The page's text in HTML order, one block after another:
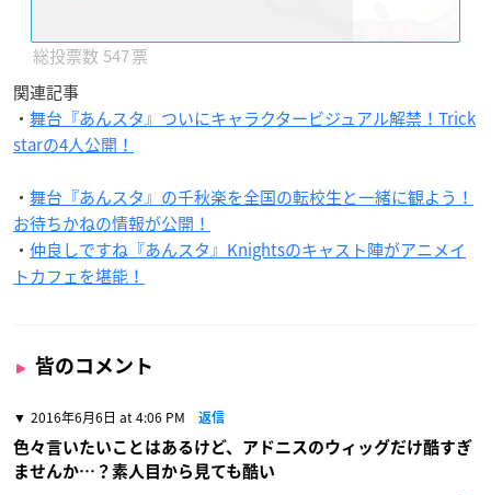
547
関連記事
・ 舞台『あんスタ』ついにキャラクタービジュアル解禁！Trick
starの4人公開！
・ 舞台『あんスタ』の千秋楽を全国の転校生と一緒に観よう！
お待ちかねの情報が公開！
・ 仲良しですね『あんスタ』Knightsのキャスト陣がアニメイ
トカフェを堪能！
皆のコメント
2016年6月6日 at 4:06 PM 返信
色々言いたいことはあるけど、アドニスのウィッグだけ酷すぎ
ませんか…？素人目から見ても酷い